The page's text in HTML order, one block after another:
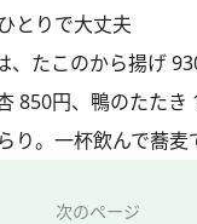
とりで大丈夫
、たこのから揚げ
850円、鴨のたたき
り。一杯飲んで蕎麦
次のページ